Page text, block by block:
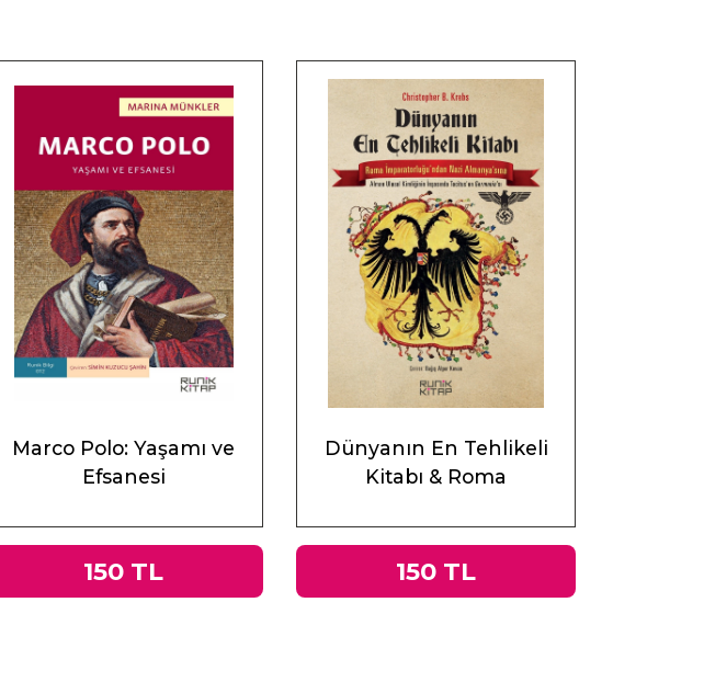
Marco Polo: Yaşamı ve
Efsanesi
150 TL
Dünyanın En Tehlikeli
Kitabı & Roma
Almanyası’na Tacitus’un
Germania’sı
150 TL